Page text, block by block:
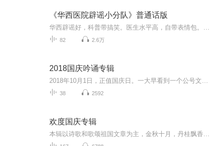
《华西医院辟谣小分队》普通话版
82 2.6万
2018国庆吟诵专辑
38 2592
欢度国庆专辑